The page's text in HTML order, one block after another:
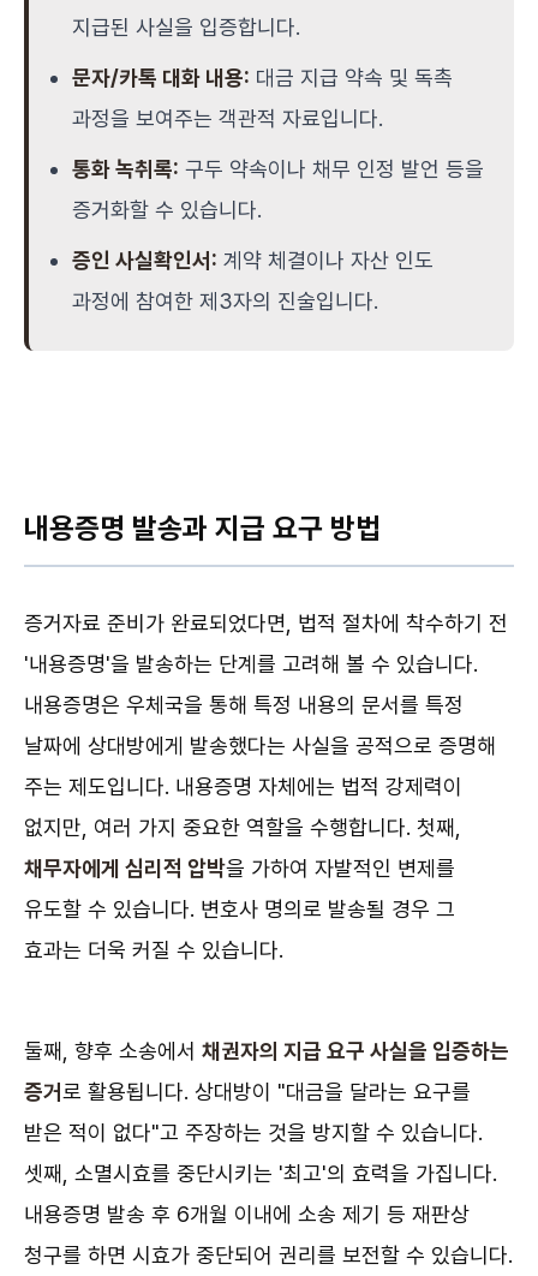
지급된 사실을 입증합니다.
문자/카톡 대화 내용: 대금 지급 약속 및 독촉
과정을 보여주는 객관적 자료입니다.
통화 녹취록: 구두 약속이나 채무 인정 발언 등을
증거화할 수 있습니다.
증인 사실확인서: 계약 체결이나 자산 인도
과정에 참여한 제3자의 진술입니다.
내용증명 발송과 지급 요구 방법
증거자료 준비가 완료되었다면, 법적 절차에 착수하기 전
'내용증명'을 발송하는 단계를 고려해 볼 수 있습니다.
내용증명은 우체국을 통해 특정 내용의 문서를 특정
날짜에 상대방에게 발송했다는 사실을 공적으로 증명해
주는 제도입니다. 내용증명 자체에는 법적 강제력이
없지만, 여러 가지 중요한 역할을 수행합니다. 첫째,
채무자에게 심리적 압박을 가하여 자발적인 변제를
유도할 수 있습니다. 변호사 명의로 발송될 경우 그
효과는 더욱 커질 수 있습니다.
둘째, 향후 소송에서 채권자의 지급 요구 사실을 입증하는
증거로 활용됩니다. 상대방이 "대금을 달라는 요구를
받은 적이 없다"고 주장하는 것을 방지할 수 있습니다.
셋째, 소멸시효를 중단시키는 '최고'의 효력을 가집니다.
내용증명 발송 후 6개월 이내에 소송 제기 등 재판상
청구를 하면 시효가 중단되어 권리를 보전할 수 있습니다.